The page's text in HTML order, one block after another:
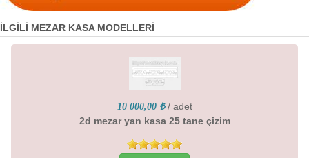
İLGİLİ MEZAR KASA MODELLERİ
10 000,00 ₺ / adet
2d mezar yan kasa 25 tane çizim